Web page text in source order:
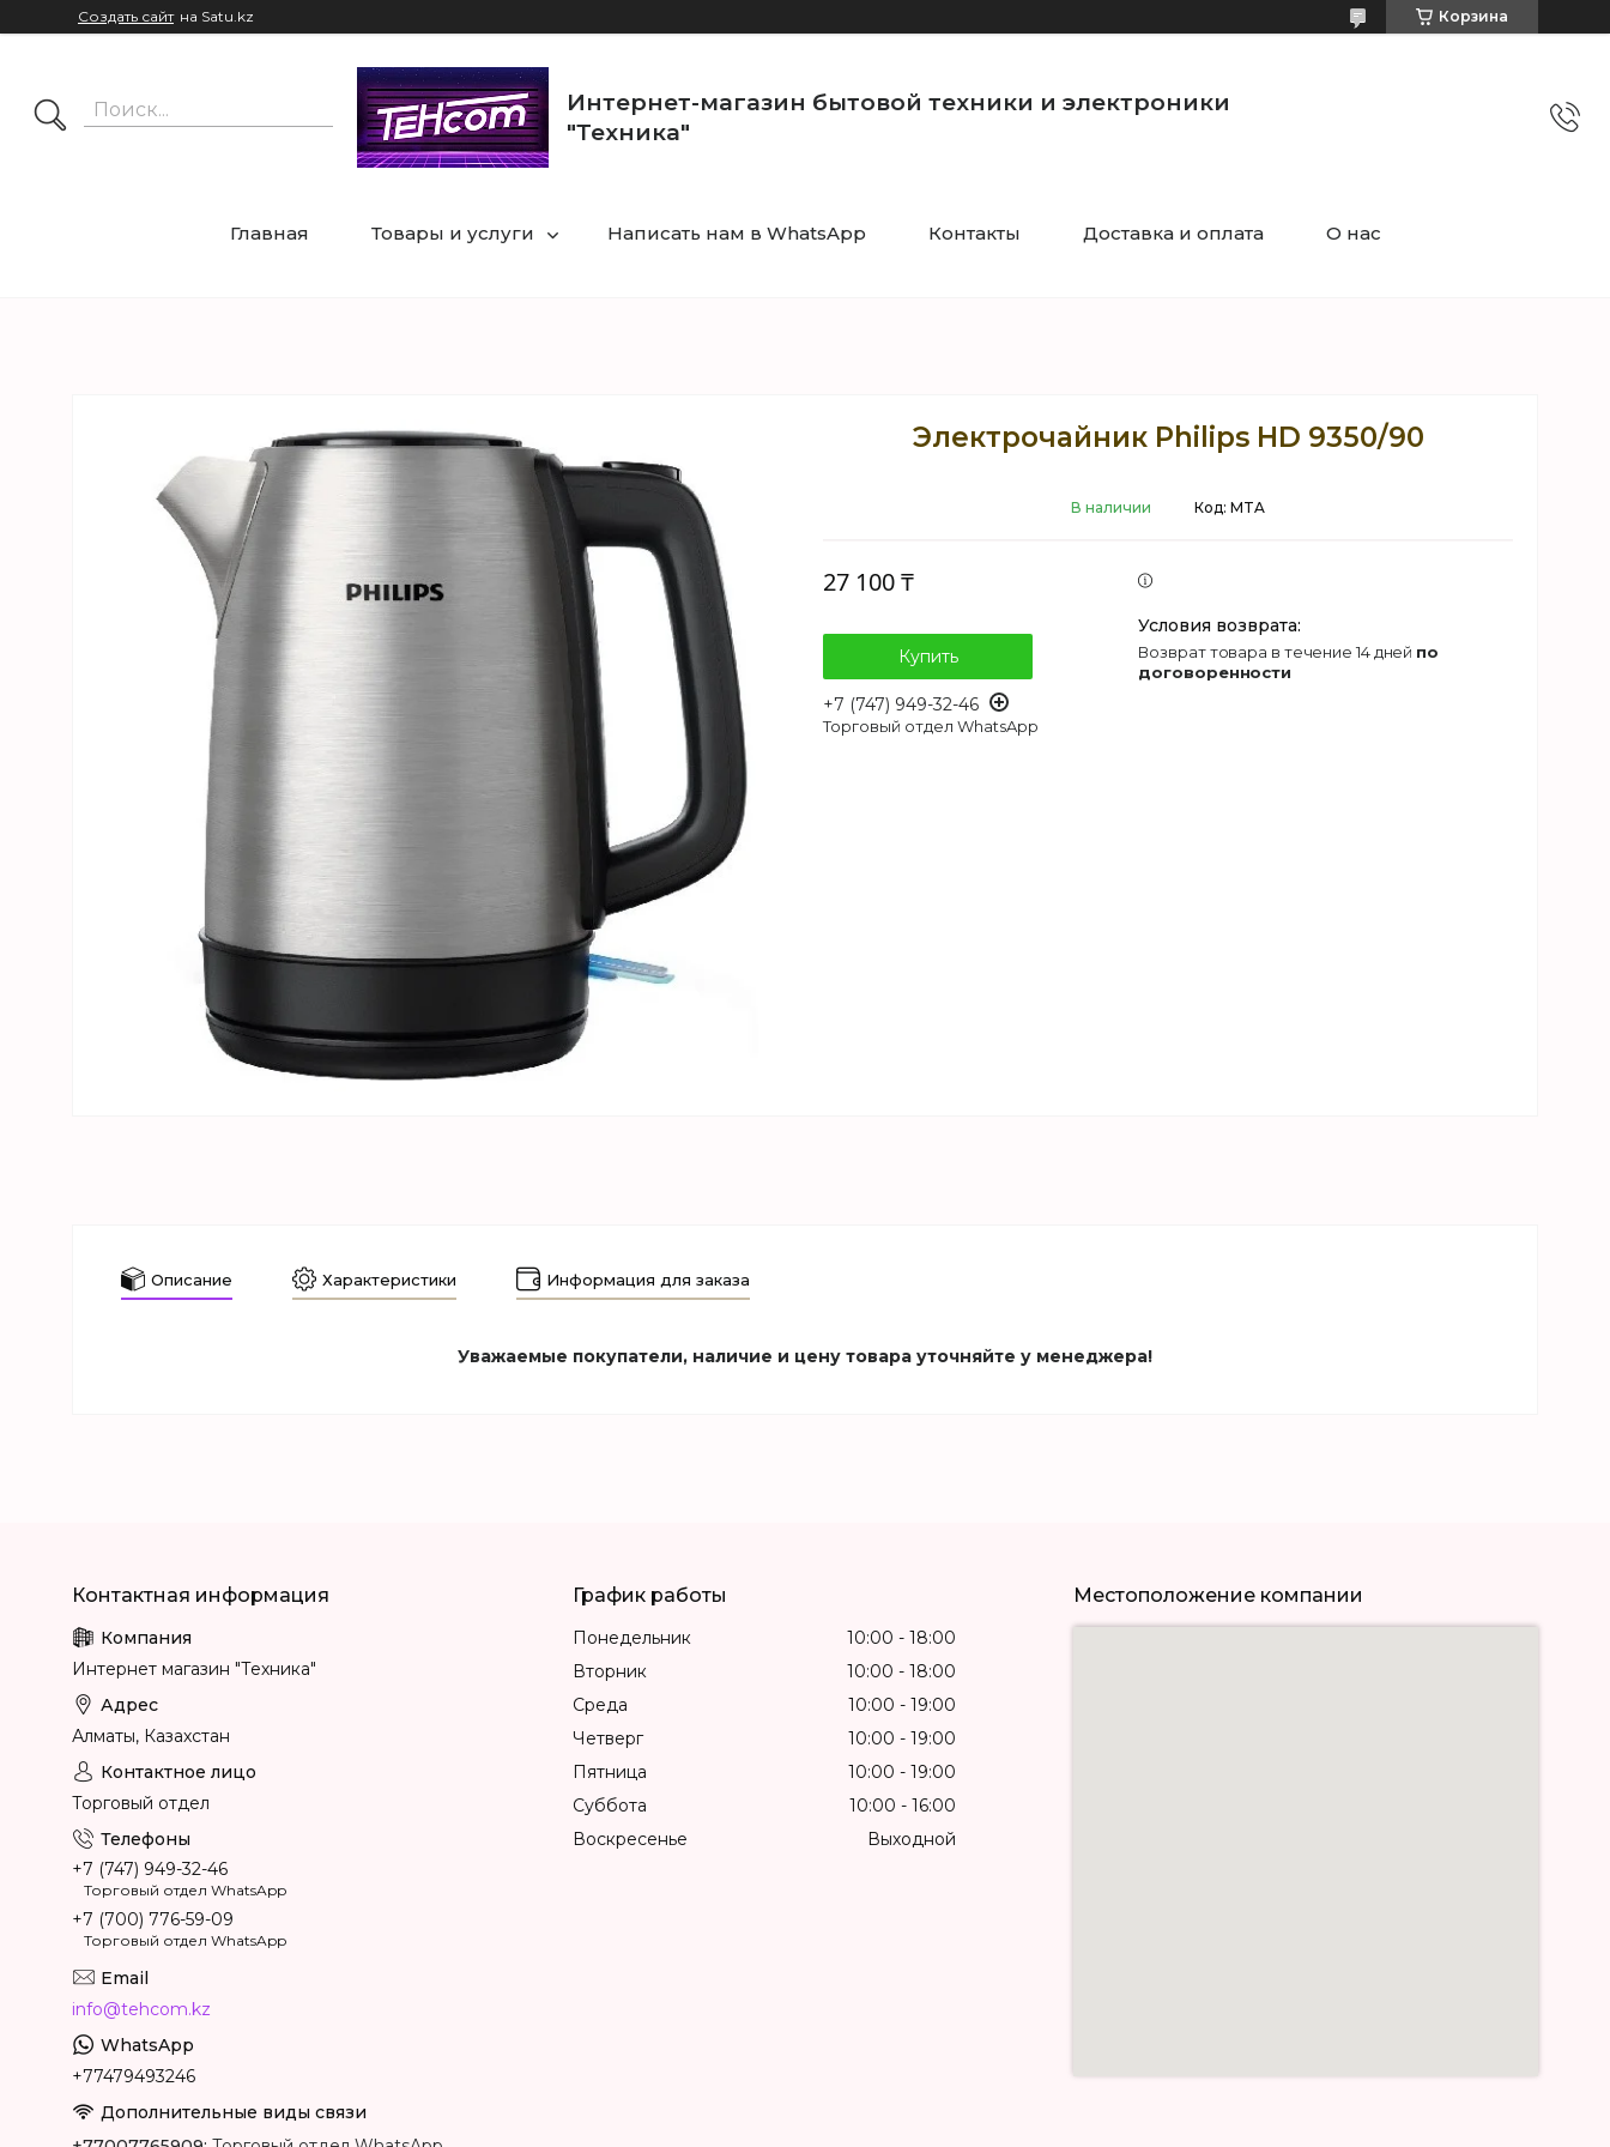
Создать сайт на Satu.kz Корзина
Интернет-магазин бытовой техники и электроники
"Техника"
Главная Товары и услуги Написать нам в WhatsApp Контакты Доставка и оплата О нас
Электрочайник Philips HD 9350/90
В наличии Код: MTA
27 100 ₸
Купить
+7 (747) 949-32-46
Торговый отдел WhatsApp
возврат товара в течение 14 дней по
договоренности
Описание Характеристики Информация для заказа
Уважаемые покупатели, наличие и цену товара уточняйте у менеджера!
Интернет магазин "Техника"
Алматы, Казахстан
Торговый отдел
+7 (747) 949-32-46
Торговый отдел WhatsApp
+7 (700) 776-59-09
Торговый отдел WhatsApp
info@tehcom.kz
+77479493246
График работы
Понедельник 10:00
18:00
Вторник
10:00
18:00
Среда
10:00
19:00
Четверг
10:00
19:00
Пятница
10:00
19:00
Суббота
10:00
16:00
Воскресенье
Выходной
Местоположение компании